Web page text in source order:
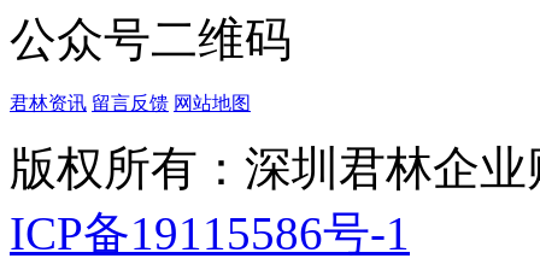
公众号二维码
君林资讯 留言反馈 网站地图
版权所有：深圳君林企
ICP备19115586号-1